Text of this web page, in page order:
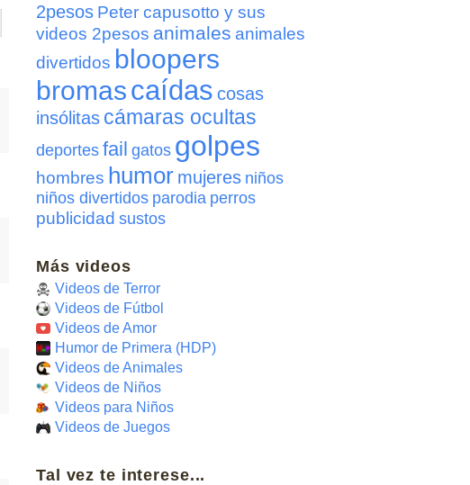
2pesos Peter capusotto y sus
videos 2pesos animales animales
divertidos bloopers
bromascaídas cosas
insólitas cámaras ocultas
deportes fail gatos golpes
hombres humor mujeres niños
niños divertidos parodia perros
publicidad sustos
Más videos
Videos de Terror
Videos de Fútbol
Videos de Amor
Humor de Primera (HDP)
Videos de Animales
Videos de Niños
Videos para Niños
Videos de Juegos
Tal vez te interese...